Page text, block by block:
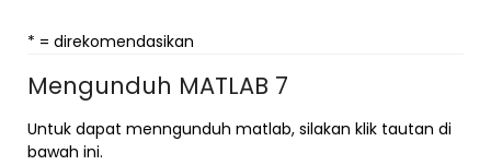
* = direkomendasikan
Mengunduh MATLAB 7
Untuk dapat menngunduh matlab, silakan klik tautan di
bawah ini.